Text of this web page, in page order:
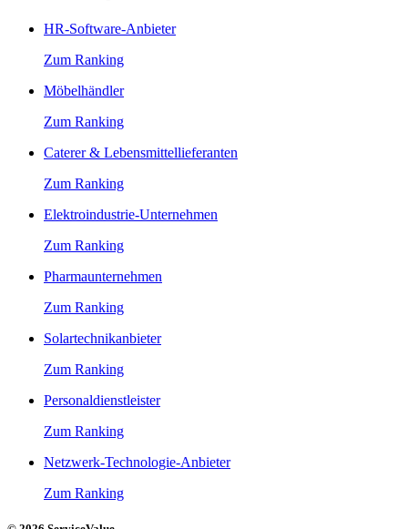
HR-Software-Anbieter
Zum Ranking
Möbelhändler
Zum Ranking
Caterer & Lebensmittellieferanten
Zum Ranking
Elektroindustrie-Unternehmen
Zum Ranking
Pharmaunternehmen
Zum Ranking
Solartechnikanbieter
Zum Ranking
Personaldienstleister
Zum Ranking
Netzwerk-Technologie-Anbieter
Zum Ranking